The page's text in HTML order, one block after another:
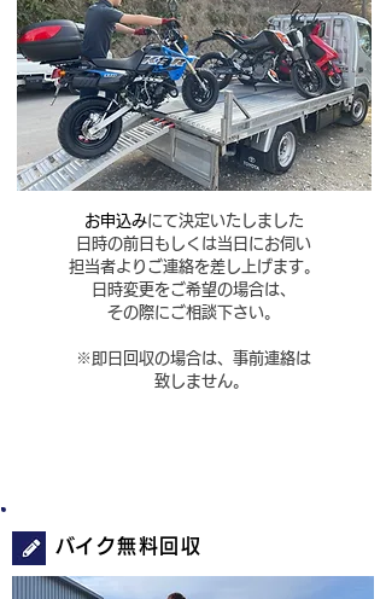
お申込みにて決定いたしました
日時の前日もしくは当日にお伺い
担当者より ご連絡を差し上げます。
日時変更をご希望の場合は、
その際にご相談下さい。
​※即日回収の場合は、事前連絡は
致しません。
​バイク無料回収